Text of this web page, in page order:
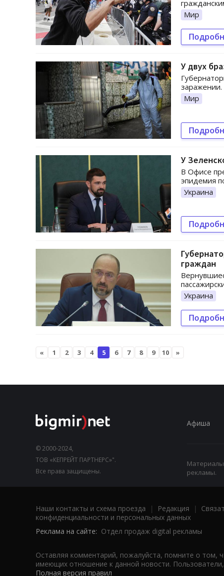
Мир
У двух
заражении.
Мир
У
В Офисе
эпидемия
Украина
граждан
Украина
« 1 2 3 4 5 6 7 8 9 10 »
© 2000-2024,
ТОВ «КЕПРЕЙТ ПАРТНЕРС»".
Все права защищены.
Афиша
рекламы.
Наши контакты и схема проезда | Редакция |
конфиденциальности и персональных данных
Реклама на сайте: Отдел продаж digital рекламы
Оставляя комментарий, пожалуйста, помните о том,
имеющих отношение к данной новости.
Полная версия правил